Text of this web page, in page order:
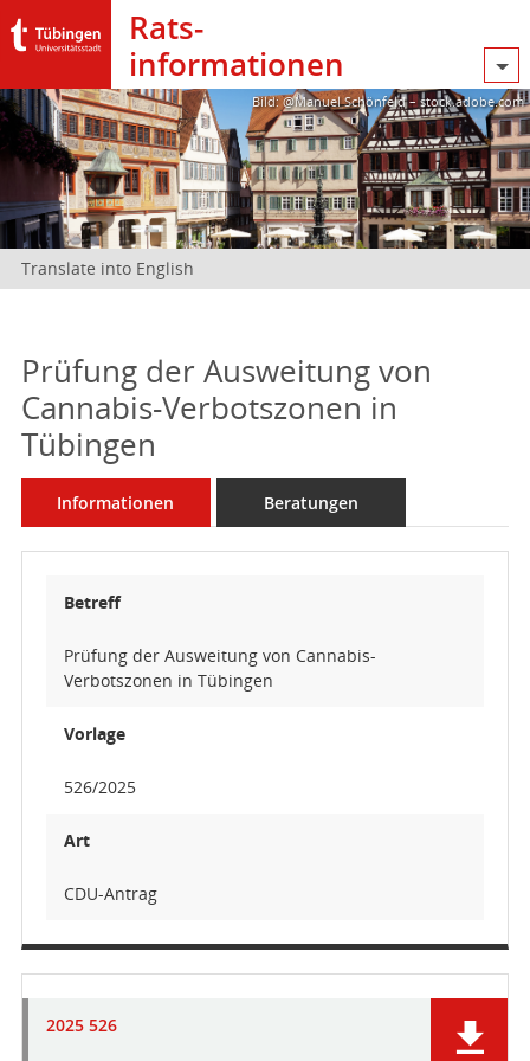
Rats­
informationen
Bild: @Manuel Schönfeld – stock.adobe.com
Translate into English
Prüfung der Ausweitung von
Cannabis-Verbotszonen in
Tübingen
Informationen Beratungen
Betreff
Prüfung der Ausweitung von Cannabis-
Verbotszonen in Tübingen
Vorlage
526/2025
Art
CDU-Antrag
2025 526